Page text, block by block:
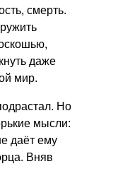
смерть.
даже
мир.
Но
мысли:
даёт ему
Вняв